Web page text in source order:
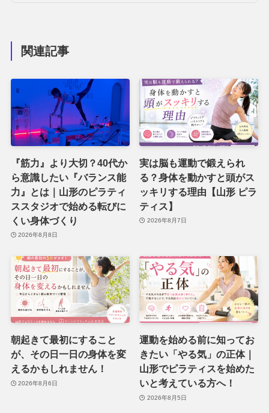
関連記事
『筋力』より大切？40代か
ら意識したい『バランス能
力』とは｜山形のピラティ
ススタジオで始める転びに
くい身体づくり
2026年8月8日
実は脳も運動で鍛えられ
る？身体を動かすと頭がス
ッキリする理由【山形 ピラ
ティス】
2026年8月7日
朝起きて最初にすること
が、その日一日の身体を変
えるかもしれません！
2026年8月6日
運動を始める前に知ってお
きたい「やる気」の正体｜
山形でピラティスを始めた
いと考えている方へ！
2026年8月5日